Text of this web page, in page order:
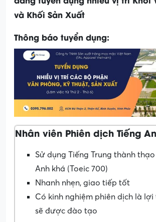
và Khối Sản Xuất
Thông báo tuyển dụng:
Nhân viên Phiên dịch Tiếng
Sử dụng Tiếng Trung thành thạo
Anh khá (Toeic 700)
Nhanh nhẹn, giao tiếp tốt
Có kinh nghiệm phiên dịch là lợi
sẽ được đào tạo